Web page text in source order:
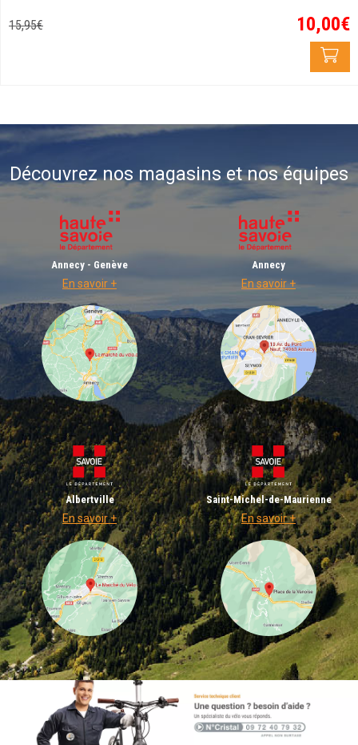
15,95€ 10,00€
Découvrez nos magasins et nos équipes
Annecy - Genève
En savoir +
Annecy
En savoir +
Albertville
En savoir +
Saint-Michel-de-Maurienne
En savoir +